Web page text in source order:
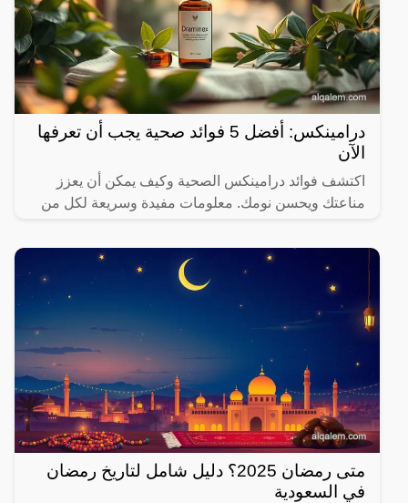
درامينكس: أفضل 5 فوائد صحية يجب أن تعرفها
الآن
اكتشف فوائد درامينكس الصحية وكيف يمكن أن يعزز
مناعتك ويحسن نومك. معلومات مفيدة وسريعة لكل من
متى رمضان 2025؟ دليل شامل لتاريخ رمضان
في السعودية